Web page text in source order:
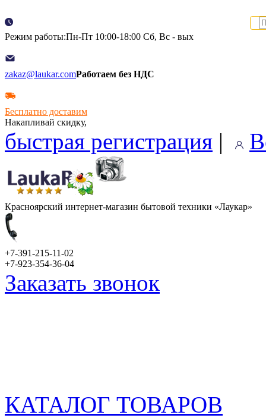
Режим работы:Пн-Пт 10:00-18:00 Сб, Вс - вых
zakaz@laukar.comРаботаем без НДС
Бесплатно доставим
Накапливай скидку,
быстрая регистрация |
Красноярский интернет-магазин бытовой техники «Лаукар»
+7-391-215-11-02
+7-923-354-36-04
Заказать звонок
КАТАЛОГ ТОВАРОВ